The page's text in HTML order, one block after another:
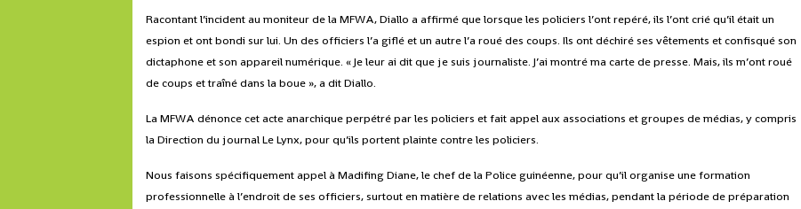
Racontant l’incident au moniteur de la MFWA, Diallo a affirmé que lorsque les policiers l’ont repéré, ils l’ont crié qu’il était un
espion et ont bondi sur lui. Un des officiers l’a giflé et un autre l’a roué des coups. Ils ont déchiré ses vêtements et confisqué son
dictaphone et son appareil numérique. « Je leur ai dit que je suis journaliste. J’ai montré ma carte de presse. Mais, ils m’ont roué
de coups et traîné dans la boue », a dit Diallo.
La MFWA dénonce cet acte anarchique perpétré par les policiers et fait appel aux associations et groupes de médias, y compris
la Direction du journal Le Lynx, pour qu’ils portent plainte contre les policiers.
Nous faisons spécifiquement appel à Madifing Diane, le chef de la Police guinéenne, pour qu’il organise une formation
professionnelle à l’endroit de ses officiers, surtout en matière de relations avec les médias, pendant la période de préparation